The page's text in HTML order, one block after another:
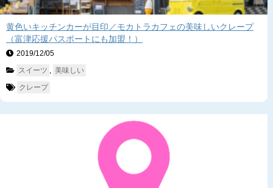
黄色いキッチンカーが目印／モカトラカフェの美味しいクレープ
（富津応援パスポートにも加盟！）
2019/12/05
スイーツ
美味しい
クレープ